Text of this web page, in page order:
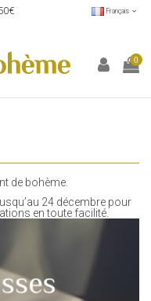
Français
0
de bohème.
24 décembre pour
en toute facilité.